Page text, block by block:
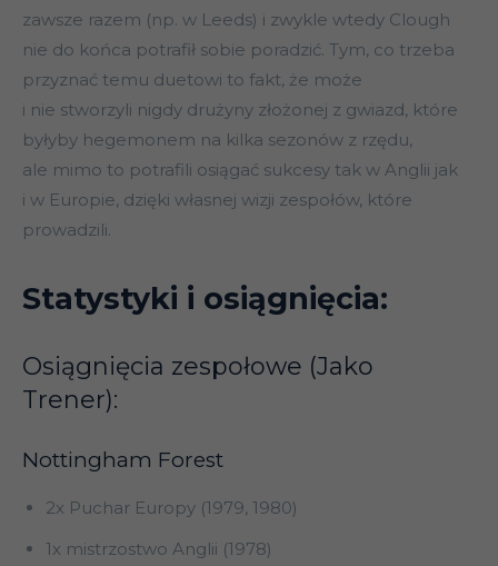
zawsze razem (np. w Leeds) i zwykle wtedy Clough
nie do końca potrafił sobie poradzić. Tym, co trzeba
przyznać temu duetowi to fakt, że może
i nie stworzyli nigdy drużyny złożonej z gwiazd, które
byłyby hegemonem na kilka sezonów z rzędu,
ale mimo to potrafili osiągać sukcesy tak w Anglii jak
i w Europie, dzięki własnej wizji zespołów, które
prowadzili.
Statystyki i osiągnięcia:
Osiągnięcia zespołowe (Jako
Trener):
Nottingham Forest
2x Puchar Europy (1979, 1980)
1x mistrzostwo Anglii (1978)